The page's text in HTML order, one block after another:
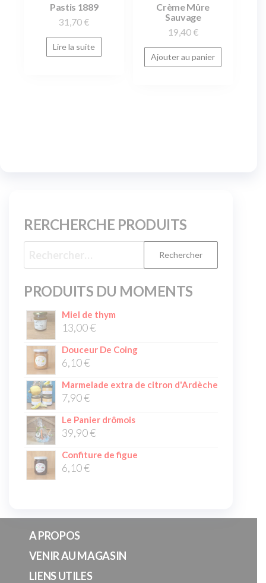
Pastis 1889
31,70 €
Lire la suite
Crème Mûre
Sauvage
19,40 €
Ajouter au panier
RERCHERCHE PRODUITS
PRODUITS DU MOMENTS
Miel de thym
13,00€
Douceur De Coing
6,10€
Marmelade extra de citron d'Ardèche
7,90€
Le Panier drômois
39,90€
Confiture de figue
6,10€
A PROPOS
VENIR AU MAGASIN
LIENS UTILES